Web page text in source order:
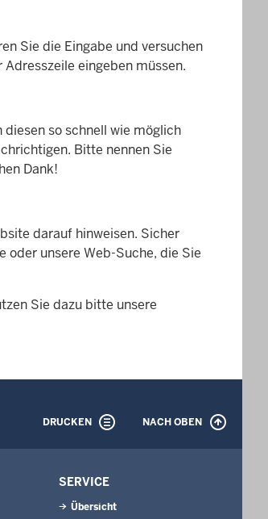
Sie die Eingabe und versuchen
eingeben müssen.
so schnell wie möglich
Bitte nennen Sie
Dank!
darauf hinweisen. Sicher
unsere Web-Suche, die Sie
Sie dazu bitte unsere
DRUCKEN NACH OBEN
SERVICE
Übersicht